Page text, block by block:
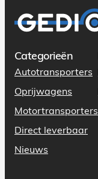
Categorieën
Autotransporters
Oprijwagens
Motortransporters
Direct leverbaar
Nieuws